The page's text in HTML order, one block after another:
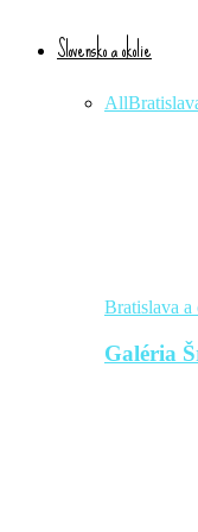
Slovensko a okolie
All
Bratislava a
Galéria